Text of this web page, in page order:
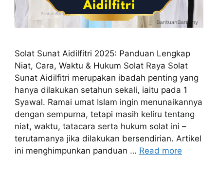
Solat Sunat Aidilfitri 2025: Panduan Lengkap
Niat, Cara, Waktu & Hukum Solat Raya Solat
Sunat Aidilfitri merupakan ibadah penting yang
hanya dilakukan setahun sekali, iaitu pada 1
Syawal. Ramai umat Islam ingin menunaikannya
dengan sempurna, tetapi masih keliru tentang
niat, waktu, tatacara serta hukum solat ini –
terutamanya jika dilakukan bersendirian. Artikel
ini menghimpunkan panduan … Read more